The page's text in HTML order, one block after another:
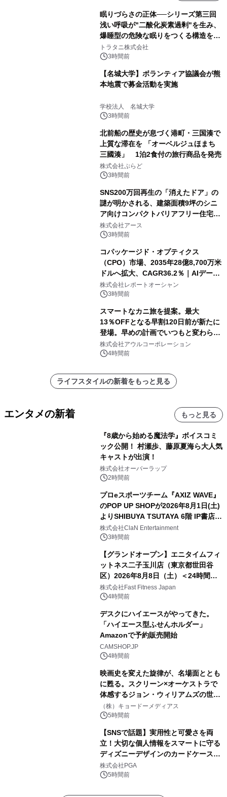
眠りづらさの正体──シリーズ第三回
浅い呼吸が"二酸化炭素過剰"を生み、
爆睡型の危険な眠りをつくる構造を解
説
トラタニ株式会社
3時間前
【名城大学】ボランティア協議会が熊
本地震で募金活動を実施
学校法人 名城大学
3時間前
北前船の歴史が息づく港町・三国湊で
上質な滞在を 「オーベルジュほまち
三國湊」 1泊2食付の旅行商品を発売
株式会社ぷらど
3時間前
SNS200万回再生の「消えたドア」の
謎が明かされる、建築面積9坪のシニ
ア向けコンパクトバリアフリー住宅が
誕生
株式会社アース
3時間前
コパッケージド・オプティクス
（CPO）市場、2035年28億8,700万米
ドルへ拡大、CAGR36.2％｜AIデータ
センター・高速光通信需要が成長を加
速
株式会社レポートオーシャン
3時間前
スマートなカニ旅を提案。最大
13％OFFとなる早割120日前が新たに
登場。早めの計画でいつもと変わらぬ
大人の冬旅を。ー夕日ヶ浦温泉「佳松
苑 別邸ふうか」ー
株式会社アウルコーポレーション
4時間前
ライフスタイルの新着をもっと見る
エンタメの新着 もっと見る
『8歳から始める魔法学』ボイスコミ
ック公開！ 村瀬歩、藤原夏海ら大人気
キャストが出演！
株式会社オーバーラップ
2時間前
プロeスポーツチーム『AXIZ WAVE』
のPOP UP SHOPが2026年8月1日(土)
よりSHIBUYA TSUTAYA 6階 IP書店で
開催決定！！
株式会社ClaN Entertainment
3時間前
【グランドオープン】エニタイムフィ
ットネス二子玉川店（東京都世田谷
区）2026年8月8日（土）＜24時間年
中無休のフィットネスジム＞
株式会社Fast Fitness Japan
4時間前
デスクにハイエースがやってきた。
「ハイエース型ふせんホルダー」
Amazonで予約販売開始
CAMSHOP.JP
4時間前
映画史を変えた旋律が、名場面ととも
に甦る。スクリーン×オーケストラで
体感するジョン・ウィリアムズの世
界。ジョン・ウィリアムズ：シネマ・
スペクタキュラー・コンサート 開催決
（株）キョードーメディアス
5時間前
【SNSで話題】実用性と可愛さを両
立！大切な個人情報をスマートに守る
ディズニーデザインのカードケースを
株式会社PGAが8月7日発売
株式会社PGA
5時間前